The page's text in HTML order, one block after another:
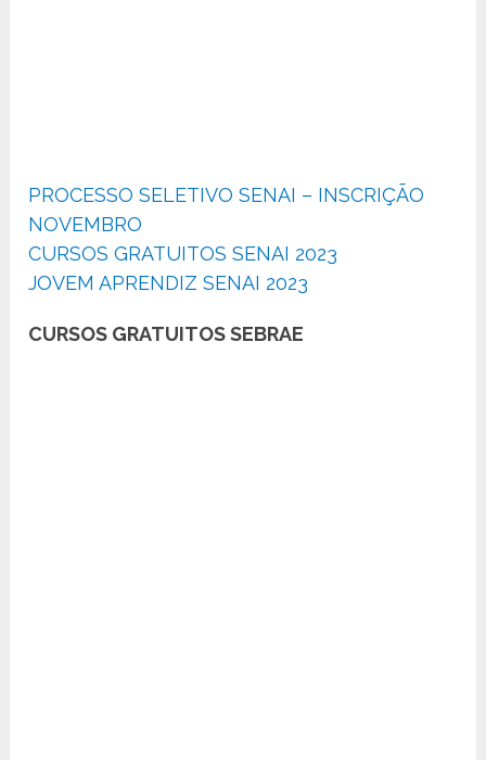
PROCESSO SELETIVO SENAI – INSCRIÇÃO
NOVEMBRO
CURSOS GRATUITOS SENAI 2023
JOVEM APRENDIZ SENAI 2023
CURSOS GRATUITOS SEBRAE